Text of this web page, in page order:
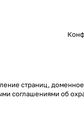
страниц,
соглашениями об